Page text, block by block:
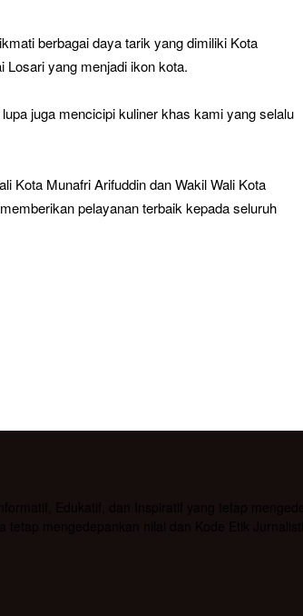
berbagai daya tarik yang dimiliki Kota
yang menjadi ikon kota.
juga mencicipi kuliner khas kami yang selalu
Kota Munafri Arifuddin dan Wakil Wali Kota
pelayanan terbaik kepada seluruh